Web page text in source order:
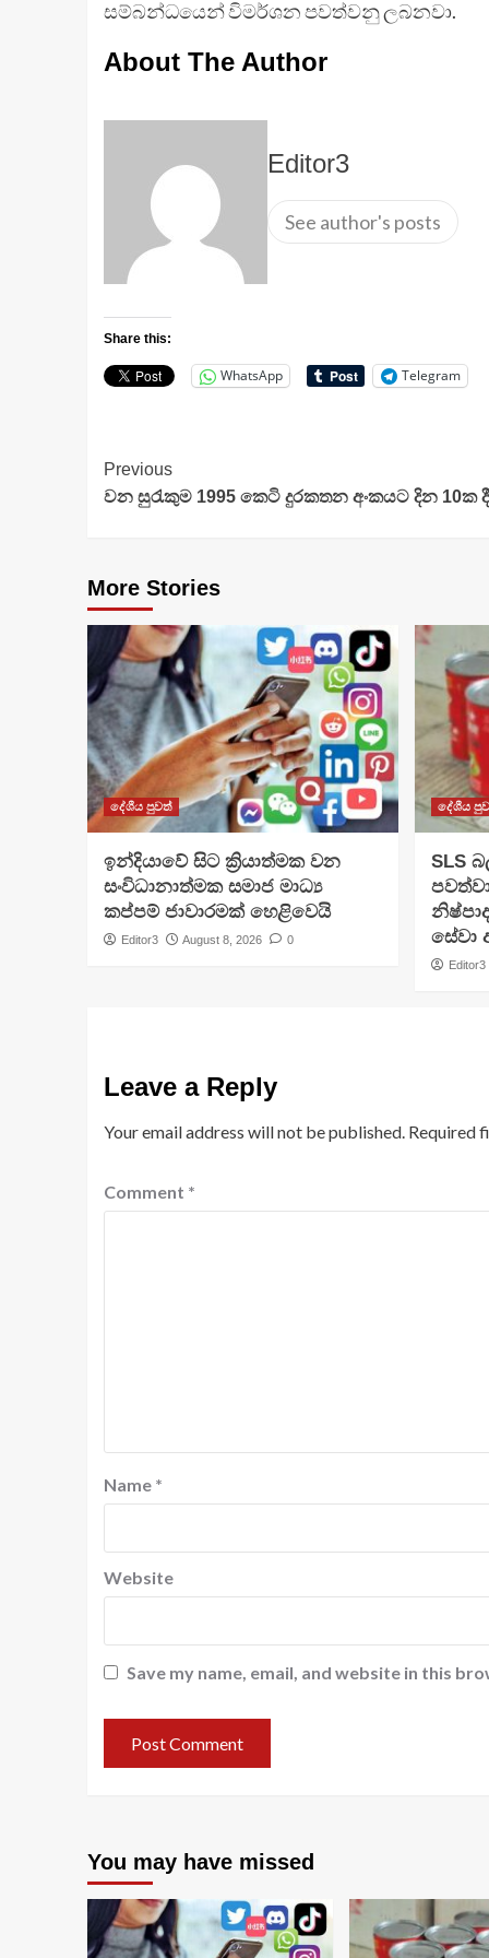
සම්බන්ධයෙන් විමර්ශන පවත්වනු ලබනවා.
About The Author
Editor3
See author's posts
Share this:
WhatsApp Telegram
Continue
Reading
Previous
වන සුරැකුම 1995 කෙටි දුරකතන අංකයට දින 10ක
More Stories
දේශීය පුවත්
​ඉන්දියාවේ සිට ක්‍රියාත්මක වන
සංවිධානාත්මක සමාජ මාධ්‍ය
කප්පම් ජාවාරමක් හෙළිවෙයි
Editor3 August 8, 2026 0
දේශීය
SLS
සේවා
Editor3
Leave a Reply
Your email address will not be published. Required
Comment *
Name *
Website
Save my name, email, and website in this
You may have missed